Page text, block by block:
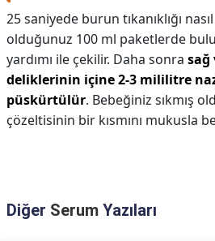
25 saniyede burun tıkanıklığı nasıl
olduğunuz 100 ml paketlerde
yardımı ile çekilir. Daha sonra sağ
deliklerinin içine 2-3 mililitre
püskürtülür. Bebeğiniz sıkmış
çözeltisinin bir kısmını mukusla
Diğer Serum Yazıları